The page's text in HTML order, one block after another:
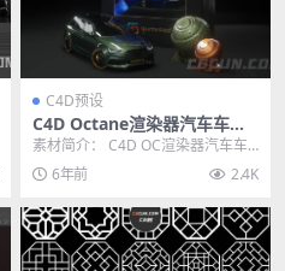
C4D预设
C4D Octane渲染器汽车车漆
油漆着色材质预设orbx格式 A
utomotive Paint Shaders 2
020
素材简介： C4D OC渲染器汽车车
漆油漆着色材质预设orbx格式 Auto
mo...6年前 2.4K